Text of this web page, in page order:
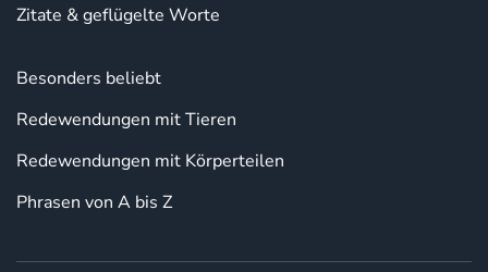
Zitate & geflügelte Worte
Besonders beliebt
Redewendungen mit Tieren
Redewendungen mit Körperteilen
Phrasen von A bis Z